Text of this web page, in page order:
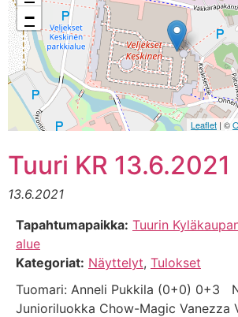
−
Leaflet | ©
Tuuri KR 13.6.2021
13.6.2021
Tapahtumapaikka: Tuurin
alue
Kategoriat: Näyttelyt, Tulokset
Tuomari: Anneli Pukkila (0+0) 0+3
Junioriluokka Chow-Magic Vanezza